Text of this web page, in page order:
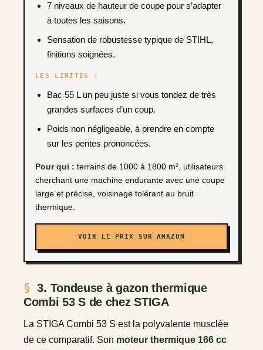
7 niveaux de hauteur de coupe pour s’adapter
à toutes les saisons.
Sensation de robustesse typique de STIHL,
finitions soignées.
LES LIMITES :
Bac 55 L un peu juste si vous tondez de très
grandes surfaces d’un coup.
Poids non négligeable, à prendre en compte
sur les pentes prononcées.
Pour qui : terrains de 1000 à 1800 m², utilisateurs
cherchant une machine endurante avec une coupe
large et précise, voisinage tolérant au bruit
thermique.
VOIR LE PRIX SUR AMAZON
3. Tondeuse à gazon thermique
Combi 53 S de chez STIGA
La STIGA Combi 53 S est la polyvalente musclée
de ce comparatif. Son moteur thermique 166 cc